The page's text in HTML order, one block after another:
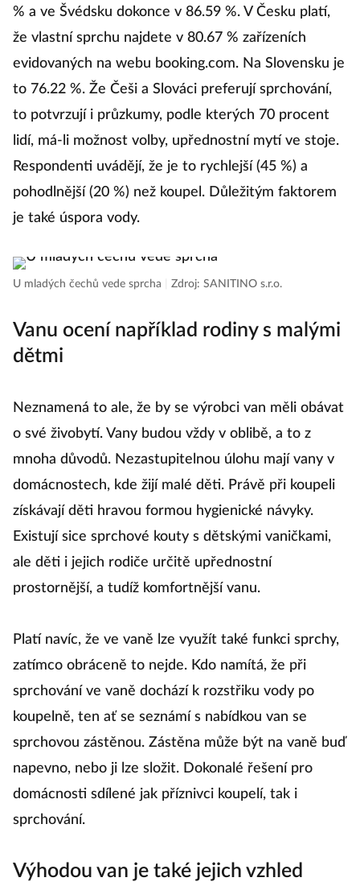
% a ve Švédsku dokonce v 86.59 %. V Česku platí,
že vlastní sprchu najdete v 80.67 % zařízeních
evidovaných na webu booking.com. Na Slovensku je
to 76.22 %. Že Češi a Slováci preferují sprchování,
to potvrzují i průzkumy, podle kterých 70 procent
lidí, má-li možnost volby, upřednostní mytí ve stoje.
Respondenti uvádějí, že je to rychlejší (45 %) a
pohodlnější (20 %) než koupel. Důležitým faktorem
je také úspora vody.
U mladých čechů vede sprcha Zdroj: SANITINO s.r.o.
Vanu ocení například rodiny s malými
dětmi
Neznamená to ale, že by se výrobci van měli obávat
o své živobytí. Vany budou vždy v oblibě, a to z
mnoha důvodů. Nezastupitelnou úlohu mají vany v
domácnostech, kde žijí malé děti. Právě při koupeli
získávají děti hravou formou hygienické návyky.
Existují sice sprchové kouty s dětskými vaničkami,
ale děti i jejich rodiče určitě upřednostní
prostornější, a tudíž komfortnější vanu.
Platí navíc, že ve vaně lze využít také funkci sprchy,
zatímco obráceně to nejde. Kdo namítá, že při
sprchování ve vaně dochází k rozstřiku vody po
koupelně, ten ať se seznámí s nabídkou van se
sprchovou zástěnou. Zástěna může být na vaně buď
napevno, nebo ji lze složit. Dokonalé řešení pro
domácnosti sdílené jak příznivci koupelí, tak i
sprchování.
Výhodou van je také jejich vzhled